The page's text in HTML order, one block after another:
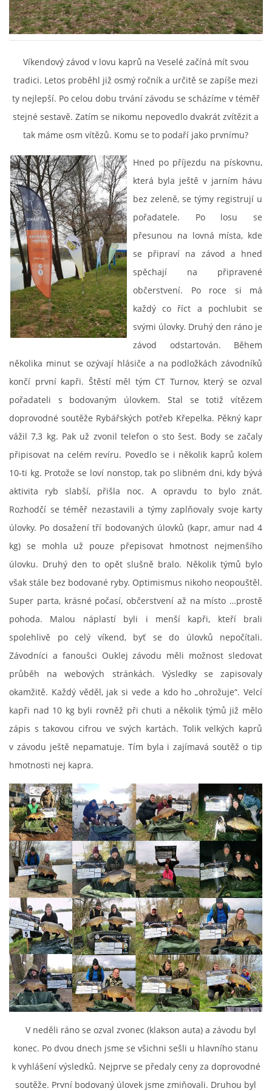
OUKLEJ CUP VESELÁ 2025
ARCHIV
PF´
FOTOGALERIE
ouklejteam@seznam.cz
© 2026 eStránky.cz
Víkendový závod v lovu kaprů na Veselé začíná mít svou
tradici. Letos proběhl již osmý ročník a určitě se zapíše mezi
ty nejlepší. Po celou dobu trvání závodu se scházíme v téměř
stejné sestavě. Zatím se nikomu nepovedlo dvakrát zvítězit a
tak máme osm vítězů. Komu se to podaří jako prvnímu?
Hned po příjezdu na pískovnu,
která byla ještě v jarním hávu
bez zeleně, se týmy registrují u
pořadatele. Po losu se
přesunou na lovná místa, kde
se připraví na závod a hned
spěchají na připravené
občerstvení. Po roce si má
každý co říct a pochlubit se
svými úlovky. Druhý den ráno je
závod odstartován. Během
několika minut se ozývají hlásiče a na podložkách závodníků
končí první kapři. Štěstí měl tým CT Turnov, který se ozval
pořadateli s bodovaným úlovkem. Stal se totiž vítězem
doprovodné soutěže Rybářských potřeb Křepelka. Pěkný kapr
vážil 7,3 kg. Pak už zvonil telefon o sto šest. Body se začaly
připisovat na celém revíru. Povedlo se i několik kaprů kolem
10-ti kg. Protože se loví nonstop, tak po slibném dni, kdy bývá
aktivita ryb slabší, přišla noc. A opravdu to bylo znát.
Rozhodčí se téměř nezastavili a týmy zaplňovaly svoje karty
úlovky. Po dosažení tří bodovaných úlovků (kapr, amur nad 4
kg) se mohla už pouze přepisovat hmotnost nejmenšího
úlovku. Druhý den to opět slušně bralo. Několik týmů bylo
však stále bez bodované ryby. Optimismus nikoho neopouštěl.
Super parta, krásné počasí, občerstvení až na místo …prostě
pohoda. Malou náplastí byli i menší kapři, kteří brali
spolehlivě po celý víkend, byť se do úlovků nepočítali.
Závodníci a fanoušci Ouklej závodu měli možnost sledovat
průběh na webových stránkách. Výsledky se zapisovaly
okamžitě. Každý věděl, jak si vede a kdo ho „ohrožuje“. Velcí
kapři nad 10 kg byli rovněž při chuti a několik týmů již mělo
zápis s takovou cifrou ve svých kartách. Tolik velkých kaprů
v závodu ještě nepamatuje. Tím byla i zajímavá soutěž o tip
hmotnosti nej kapra.
V neděli ráno se ozval zvonec (klakson auta) a závodu byl
konec. Po dvou dnech jsme se všichni sešli u hlavního stanu
k vyhlášení výsledků. Nejprve se předaly ceny za doprovodné
soutěže. První bodovaný úlovek jsme zmiňovali. Druhou byl